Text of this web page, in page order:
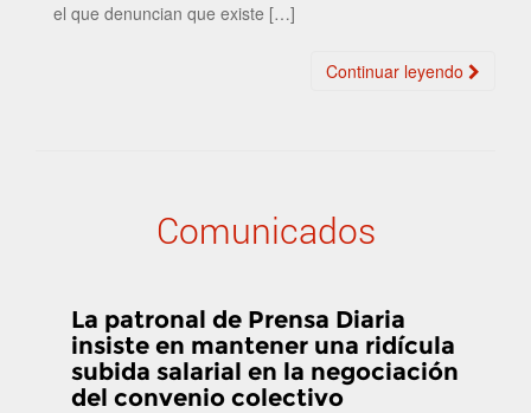
el que denuncian que existe […]
Continuar leyendo
Comunicados
La patronal de Prensa Diaria
insiste en mantener una ridícula
subida salarial en la negociación
del convenio colectivo